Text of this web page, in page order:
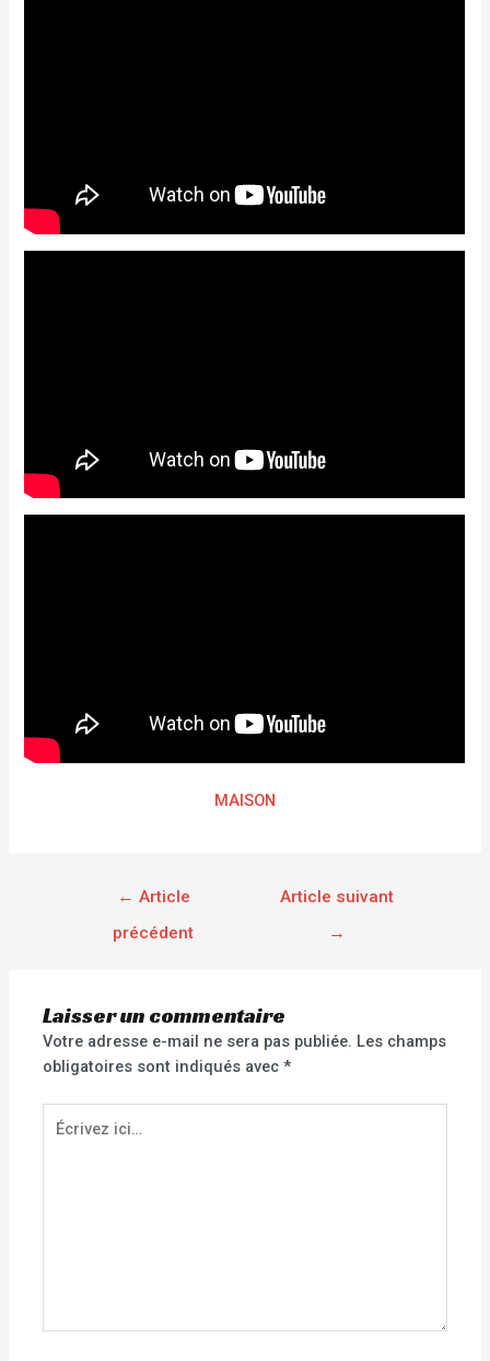
MAISON
← Article
précédent
Article suivant
→
Laisser un commentaire
Votre adresse e-mail ne sera pas publiée. Les champs
obligatoires sont indiqués avec*
Écrivez
ici…